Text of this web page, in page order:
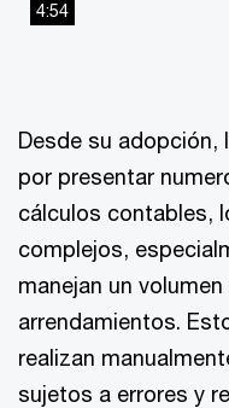
4:54
Desde su adopción,
por presentar
cálculos contables,
complejos,
manejan un
arrendamientos.
realizan
sujetos a errores y